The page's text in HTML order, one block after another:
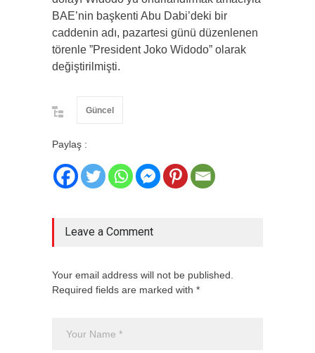
BAE’nin başkenti Abu Dabi’deki bir
caddenin adı, pazartesi günü düzenlenen
törenle ”President Joko Widodo” olarak
değiştirilmişti.
Güncel
Paylaş :
Leave a Comment
Your email address will not be published.
Required fields are marked with *